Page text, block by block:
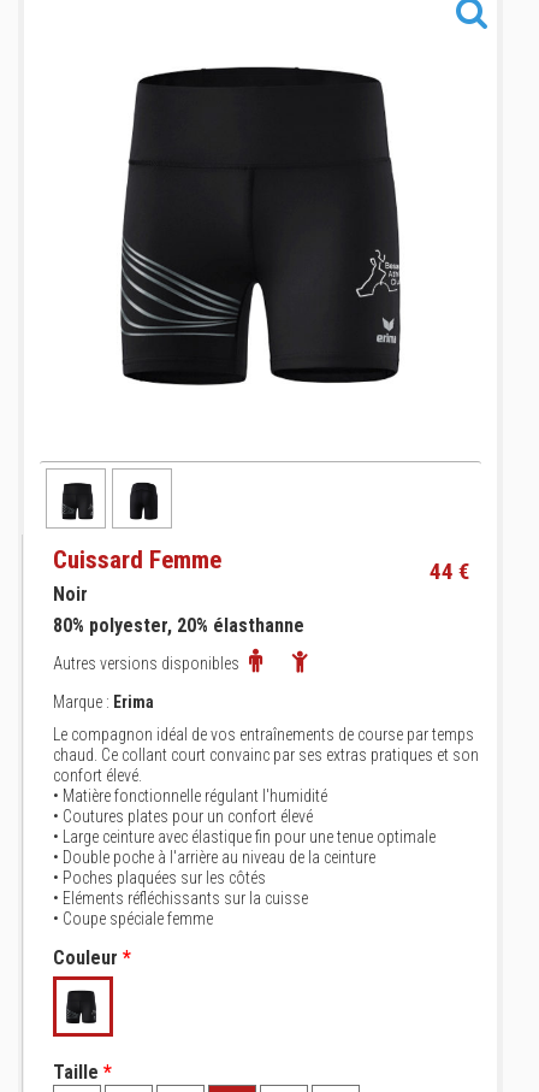
Cuissard Femme 44 €
Noir
80% polyester, 20% élasthanne
Autres versions disponibles
Marque : Erima
Le compagnon idéal de vos entraînements de course par temps
chaud. Ce collant court convainc par ses extras pratiques et son
confort élevé.
• Matière fonctionnelle régulant l'humidité
• Coutures plates pour un confort élevé
• Large ceinture avec élastique fin pour une tenue optimale
• Double poche à l'arrière au niveau de la ceinture
• Poches plaquées sur les côtés
• Eléments réfléchissants sur la cuisse
• Coupe spéciale femme
Couleur *
Taille *